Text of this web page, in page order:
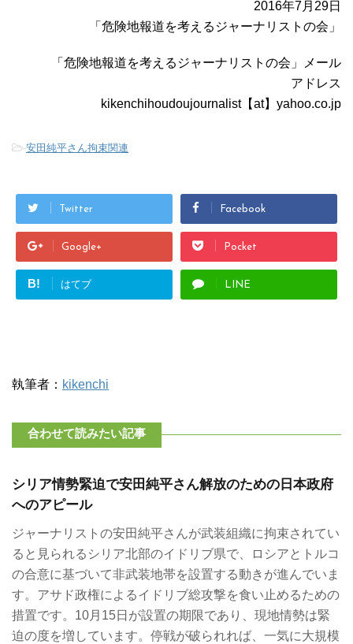
2016年7月29日
「危険地報道を考えるジャーナリストの会」
「危険地報道を考えるジャーナリストの会」メール
アドレス
kikenchihoudoujournalist【at】yahoo.co.jp
-安田純平さん拘束関連
Twitter Facebook
Google+ Pocket
B! はてブ LINE
執筆者： kikenchi
合わせて読みたい記事
シリア情勢緊迫で安田純平さん解放のための日本政府
へのアピール
ジャーナリストの安田純平さんが武装組織に拘束されてい
ると見られるシリア北部のイドリブ県で、ロシアとトルコ
の合意に基づいて非武装地帯を設置する動きが進んでいま
す。アサド政権によるイドリブ総攻撃を食い止めるための
措置です。10月15日が設置の期限であり、現地情勢は緊
迫の度を増しています。停戦が破られれば、一気に大規模